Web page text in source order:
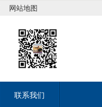
网站地图
联系我们